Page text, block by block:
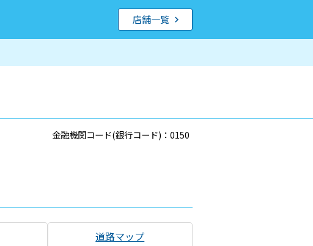
店舗一覧
金融機関コード(銀行コード)：0150
道路マップ